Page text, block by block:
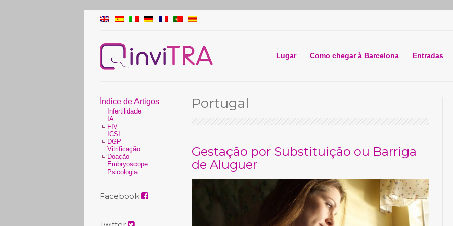
Lugar Como chegar à Barcelona Entradas
Índice de Artigos
Infertilidade
IA
FIV
ICSI
DGP
Vitrificação
Doação
Embryoscope
Psicologia
Facebook
Portugal
Gestação por Substituição ou Barriga
de Aluguer